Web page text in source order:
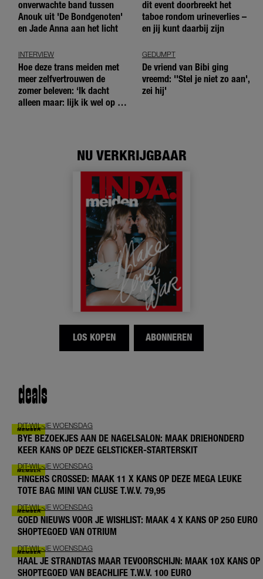
onverwachte band tussen
Anouk uit 'De Bondgenoten'
en Jade Anna aan het licht
dit event doorbreekt het
taboe rondom urineverlies –
en jij kunt daarbij zijn
INTERVIEW
Hoe deze trans meiden met
meer zelfvertrouwen de
zomer beleven: ‘Ik dacht
alleen maar: lijk ik wel op de
GEDUMPT
De vriend van Bibi ging
vreemd: ''Stel je niet zo aan',
zei hij'
NU VERKRIJGBAAR
LOS KOPEN ABONNEREN
deals
DIT-WIL-JE WOENSDAG
BYE BEZOEKJES AAN DE NAGELSALON: MAAK DRIEHONDERD
KEER KANS OP DEZE GELSTICKER-STARTERSKIT
DIT-WIL-JE WOENSDAG
FINGERS CROSSED: MAAK 11 X KANS OP DEZE MEGA LEUKE
TOTE BAG MINI VAN CLUSE T.W.V. 79,95
DIT-WIL-JE WOENSDAG
GOED NIEUWS VOOR JE WISHLIST: MAAK 4 X KANS OP 250 EURO
SHOPTEGOED VAN OTRIUM
DIT-WIL-JE WOENSDAG
HAAL JE STRANDTAS MAAR TEVOORSCHIJN: MAAK 10X KANS OP
SHOPTEGOED VAN BEACHLIFE T.W.V. 100 EURO